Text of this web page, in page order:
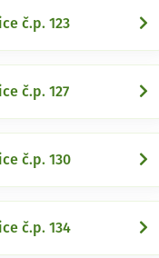
č.p. 123
č.p. 127
č.p. 130
č.p. 134